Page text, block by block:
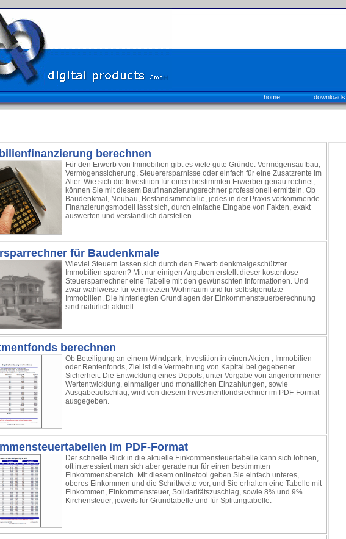
home downloads
berechnen
Für den Erwerb von Immobilien gibt es viele gute Gründe. Vermögensaufbau,
Vermögenssicherung, Steuerersparnisse oder einfach für eine Zusatzrente im
Alter. Wie sich die Investition für einen bestimmten Erwerber genau rechnet,
können Sie mit diesem Baufinanzierungsrechner professionell ermitteln. Ob
Baudenkmal, Neubau, Bestandsimmobilie, jedes in der Praxis vorkommende
Finanzierungsmodell lässt sich, durch einfache Eingabe von Fakten, exakt
auswerten und verständlich darstellen.
für Baudenkmale
Wieviel Steuern lassen sich durch den Erwerb denkmalgeschützter
Immobilien sparen? Mit nur einigen Angaben erstellt dieser kostenlose
Steuersparrechner eine Tabelle mit den gewünschten Informationen. Und
zwar wahlweise für vermieteten Wohnraum und für selbstgenutzte
Immobilien. Die hinterlegten Grundlagen der Einkommensteuerberechnung
sind natürlich aktuell.
berechnen
Ob Beteiligung an einem Windpark, Investition in einen Aktien-, Immobilien-
oder Rentenfonds, Ziel ist die Vermehrung von Kapital bei gegebener
Sicherheit. Die Entwicklung eines Depots, unter Vorgabe von angenommener
Wertentwicklung, einmaliger und monatlichen Einzahlungen, sowie
Ausgabeaufschlag, wird von diesem Investmentfondsrechner im PDF-Format
ausgegeben.
im PDF-Format
Der schnelle Blick in die aktuelle Einkommensteuertabelle kann sich lohnen,
oft interessiert man sich aber gerade nur für einen bestimmten
Einkommensbereich. Mit diesem onlinetool geben Sie einfach unteres,
oberes Einkommen und die Schrittweite vor, und Sie erhalten eine Tabelle mit
Einkommen, Einkommensteuer, Solidaritätszuschlag, sowie 8% und 9%
Kirchensteuer, jeweils für Grundtabelle und für Splittingtabelle.